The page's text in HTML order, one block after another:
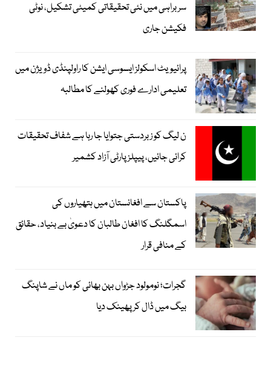
سربراہی میں نئی تحقیقاتی کمیٹی تشکیل، نوٹی
فکیشن جاری
پرائیویٹ اسکولز ایسوسی ایشن کا راولپنڈی ڈویژن میں
تعلیمی ادارے فوری کھولنے کا مطالبہ
ن لیگ کو زبردستی جتوایا جا رہا ہے شفاف تحقیقات
کرائی جائیں، پیپلز پارٹی آزاد کشمیر
پاکستان سے افغانستان میں ہتھیاروں کی
اسمگلنگ کا افغان طالبان کا دعویٰ بے بنیاد، حقائق
کے منافی قرار
گجرات؛ نومولود جڑواں بہن بھائی کو ماں نے شاپنگ
بیگ میں ڈال کر پھینک دیا